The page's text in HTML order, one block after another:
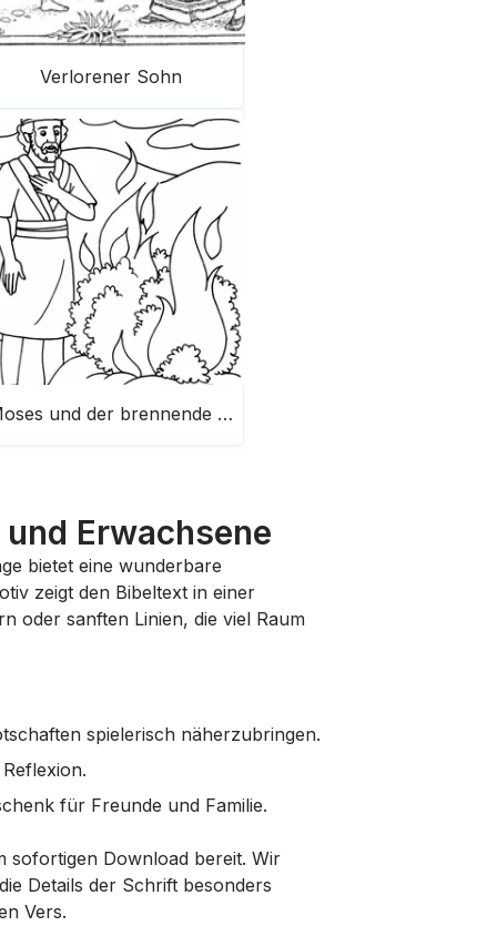
Verlorener Sohn
Moses und der brennende Busch
Erwachsene
bietet eine wunderbare
zeigt den Bibeltext in einer
oder sanften Linien, die viel Raum
spielerisch näherzubringen.
für Freunde und Familie.
sofortigen Download bereit. Wir
Details der Schrift besonders
Vers.